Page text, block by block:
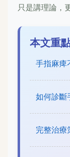
只是講理論，
本文重
手指麻痺
如何診斷
完整治療